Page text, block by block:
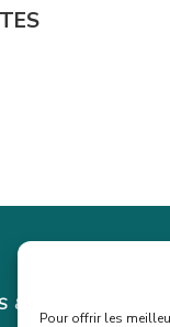
Pour offrir les
&